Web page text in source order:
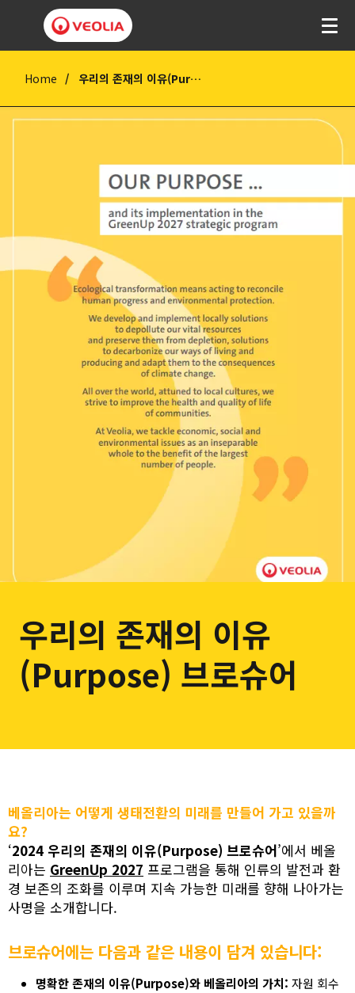
Home 우리의 존재의 이유(Purpose) 브로슈어
우리의 존재의 이유
(Purpose) 브로슈어
베올리아는 어떻게 생태전환의 미래를 만들어 가고 있을까
요?
‘2024 우리의 존재의 이유(Purpose) 브로슈어’에서 베올
리아는 GreenUp 2027 프로그램을 통해 인류의 발전과 환
경 보존의 조화를 이루며 지속 가능한 미래를 향해 나아가는
사명을 소개합니다.
브로슈어에는 다음과 같은 내용이 담겨 있습니다:
명확한 존재의 이유(Purpose)와 베올리아의 가치: 자원 회수